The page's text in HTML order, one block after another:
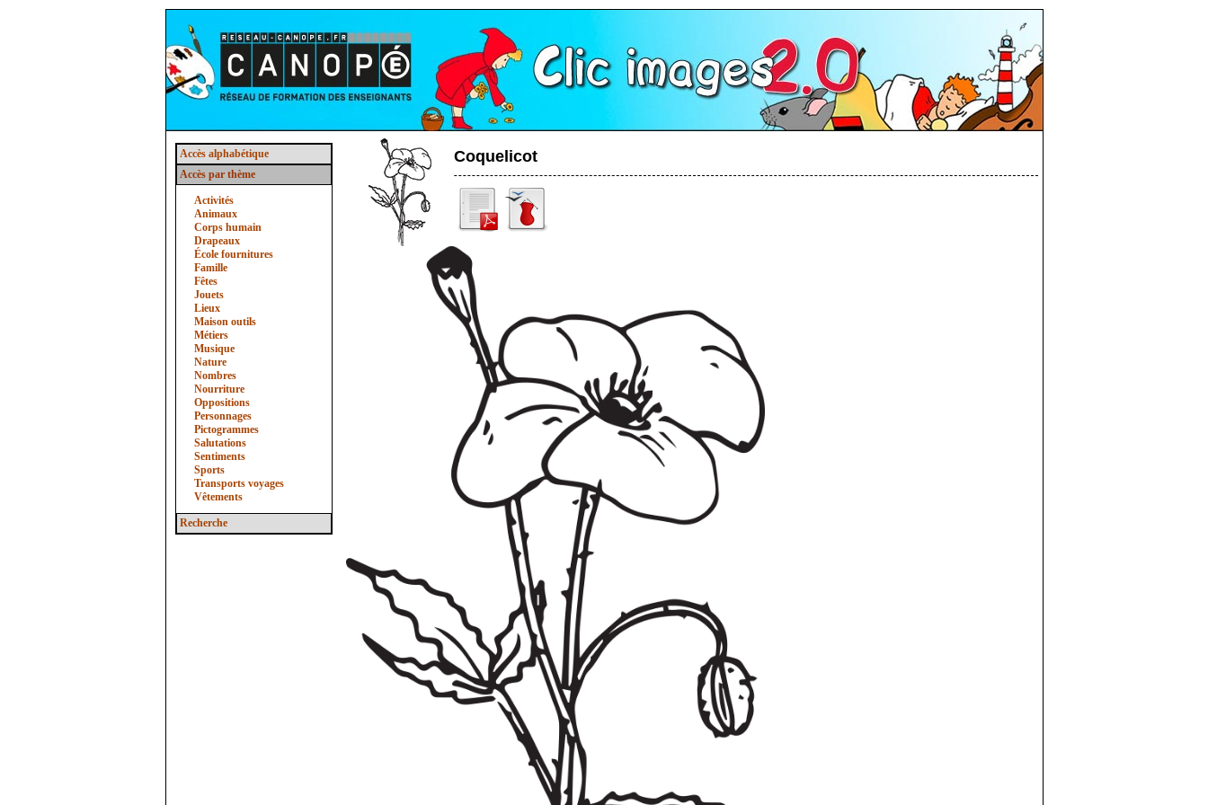
Accès alphabétique
Accès par thème
Activités
Animaux
Corps humain
Drapeaux
École fournitures
Famille
Fêtes
Jouets
Lieux
Maison outils
Métiers
Musique
Nature
Nombres
Nourriture
Oppositions
Personnages
Pictogrammes
Salutations
Sentiments
Sports
Transports voyages
Vêtements
Recherche
Coquelicot